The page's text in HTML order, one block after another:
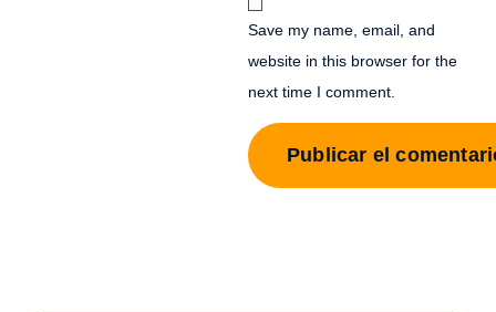
Save my name, email, and
website in this browser for the
next time I comment.